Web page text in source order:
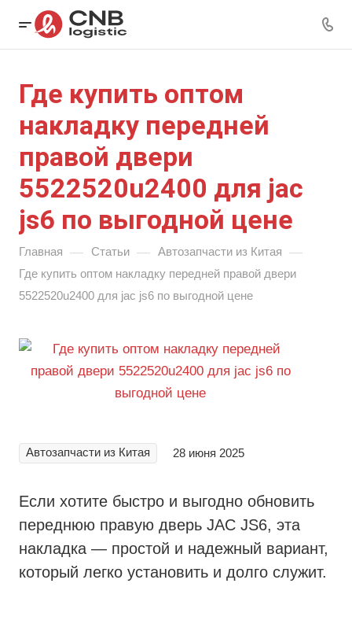
Где купить оптом
накладку передней
правой двери
5522520u2400 для jac
js6 по выгодной цене
Главная — Статьи — Автозапчасти из Китая —
Где купить оптом накладку передней правой двери
5522520u2400 для jac js6 по выгодной цене
Автозапчасти из Китая 28 июня 2025
Если хотите быстро и выгодно обновить
переднюю правую дверь JAC JS6, эта
накладка — простой и надежный вариант,
который легко установить и долго служит.